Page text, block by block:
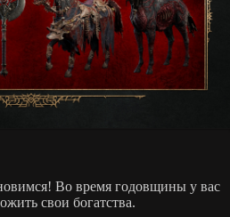
Во время годовщины у вас
свои богатства.